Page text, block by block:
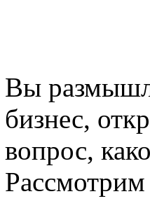
Вы
бизнес,
вопрос,
Рассмотрим